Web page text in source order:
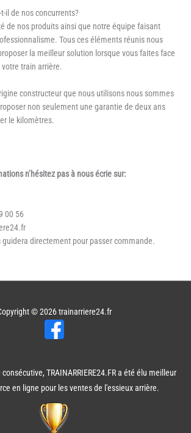
il de nos concurrents?
de nos produits ainsi que notre équipe faisant
Tous ces éléments réunis nous
la meilleur solution lorsque vous faites face
train arrière.
constructeur que nous utilisons nous sommes
non seulement une garantie de deux ans
le kilomètres.
n’hésitez pas à nous écrie sur:
00 56
guidera directement pour passer commande.
© 2026trainarriere24.fr
TRAINARRIERE24.FR a été élu meilleur
en ligne pour les ventes de l'essieux arrière.